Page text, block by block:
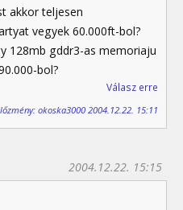
akkor teljesen
vegyek 60.000ft-bol?
128mb gddr3-as memoriaju
bol?
Válasz erre
okoska3000 2004.12.22. 15:11
2004.12.22. 15:15